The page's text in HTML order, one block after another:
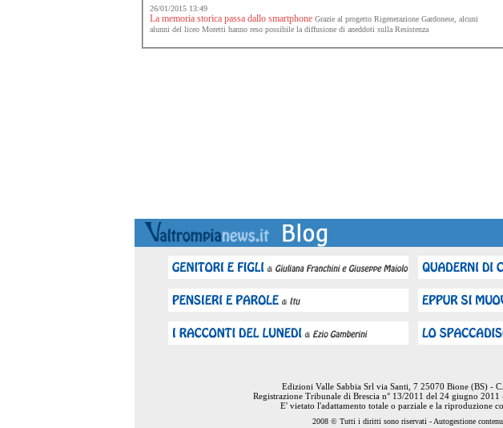
26/01/2015 13:49
La memoria storica passa dallo smartphoneGrazie al progetto Rigenerazione Gardonese, alcuni
alunni del liceo Moretti hanno reso possibile la diffusione di aneddoti sulla Resistenza
Edizioni Valle Sabbia Srl via Santi, 7 25070 Bione (BS) -
Registrazione Tribunale di Brescia n° 13/2011 del 24 giugno
E' vietato l'adattamento totale o parziale e la riproduzione
2008 © Tutti i diritti sono riservati - Autogestione